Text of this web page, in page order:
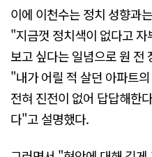
이에 이천수는 정치 성향과
"지금껏 정치색이 없다고
보고 싶다는 일념으로 원 전
"내가 어릴 적 살던 아파트
전혀 진전이 없어 답답해한
다"고 설명했다.